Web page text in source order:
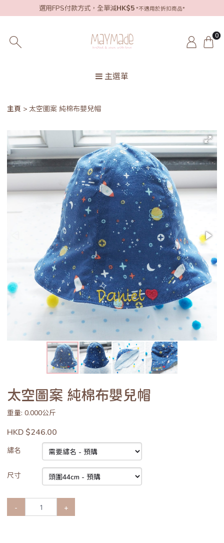
選用FPS付款方式，全單減HK$5 *不適用於折扣商品*
0
主選單
主頁 太空圖案 純棉布嬰兒帽
太空圖案 純棉布嬰兒帽
重量: 0.000公斤
HKD $246.00
繡名
尺寸
- +